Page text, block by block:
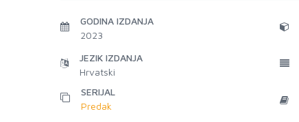
GODINA IZDANJA
2023
JEZIK IZDANJA
Hrvatski
SERIJAL
Predak